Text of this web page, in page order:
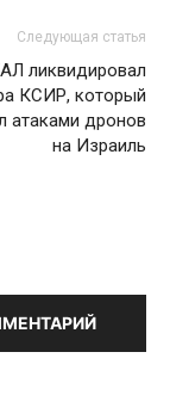
Следующая статья
ликвидировал
КСИР, который
атаками дронов
на Израиль